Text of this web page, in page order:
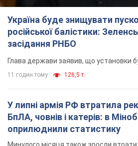
У липні армія РФ втратила
БпЛА, човнів і катерів: в
оприлюднили статистику
Минулого місяця також зросли втрати
Корецький пообіцяв надати
пріоритетний доступ до
приміщень